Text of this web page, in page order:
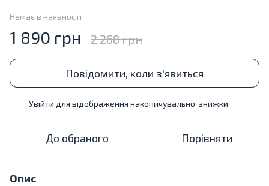
Немає в наявності
1 890 грн 2 268 грн
Повідомити, коли з'явиться
Увійти для відображення накопичувальної знижки
До обраного Порівняти
Опис